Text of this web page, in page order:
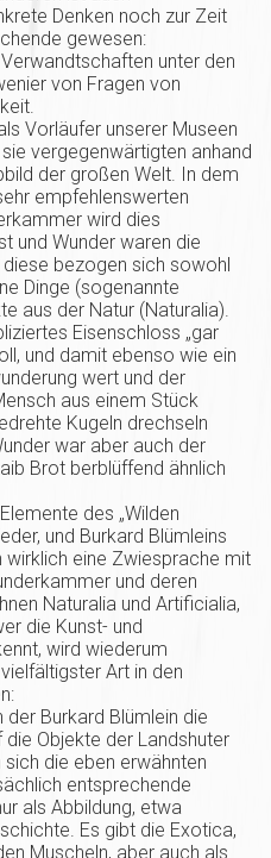
Denken noch zur Zeit
gewesen:
unter den
von Fragen von
Vorläufer unserer Museen
vergegenwärtigten anhand
der großen Welt. In dem
empfehlenswerten
wird dies
und Wunder waren die
bezogen sich sowohl
Dinge (sogenannte
aus der Natur (Naturalia).
Eisenschloss „gar
und damit ebenso wie ein
wert und der
aus einem Stück
Kugeln drechseln
war aber auch der
Brot berblüffend ähnlich
des „Wilden
und Burkard Blümleins
wirklich eine Zwiesprache mit
und deren
Naturalia und Artificialia,
die Kunst- und
wird wiederum
Art in den
der Burkard Blümlein die
Objekte der Landshuter
die eben erwähnten
entsprechende
als Abbildung, etwa
Es gibt die Exotica,
Muscheln, aber auch als